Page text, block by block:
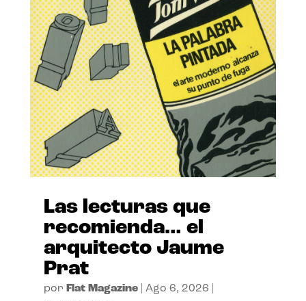
Las lecturas que
recomienda… el
arquitecto Jaume
Prat
por Flat Magazine| Ago 6, 2026